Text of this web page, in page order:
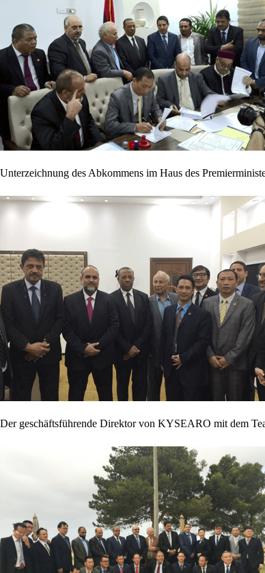
Unterzeichnung des Abkommens im Haus des
Der geschäftsführende Direktor von KYSEARO mit dem